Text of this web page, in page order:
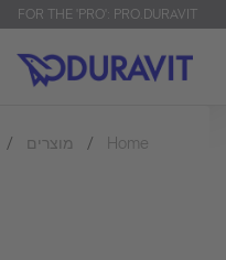
FOR THE 'PRO': PRO.DURAVIT
Home מוצרים